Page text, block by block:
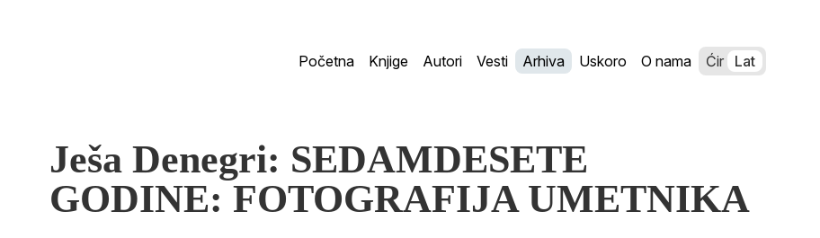
Početna Knjige Autori Vesti Arhiva Uskoro O nama Ćir Lat
Ješa Denegri: SEDAMDESETE
GODINE: FOTOGRAFIJA UMETNIKA